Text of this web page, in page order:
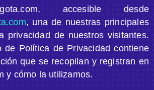
accesible desde
, una de nuestras principales
privacidad de nuestros visitantes.
de Política de Privacidad contiene
que se recopilan y registran en
y cómo la utilizamos.